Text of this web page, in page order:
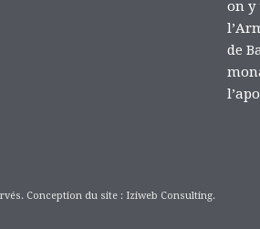
on y
de
Conception du site : Iziweb Consulting.